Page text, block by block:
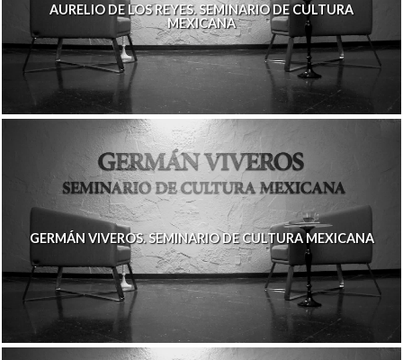
AURELIO DE LOS REYES. SEMINARIO DE CULTURA
MEXICANA
GERMÁN VIVEROS. SEMINARIO DE CULTURA MEXICANA